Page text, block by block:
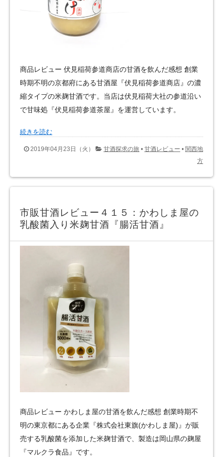
商品レビュー 伏見稲荷参道商店の甘酒を飲んだ感想 創業
時期不明の京都府にある甘酒屋『伏見稲荷参道商店』の濃
縮タイプの米麹甘酒です。当店は伏見稲荷大社の参道沿い
で甘味処『伏見稲荷参道茶屋』を運営しています。
続きを読む
2019年04月23日（火） 甘酒探求の旅 • 甘酒レビュー • 関西地
方
市販甘酒レビュー４１５：かわしま屋の
乳酸菌入り米麹甘酒『腸活甘酒』
商品レビュー かわしま屋の甘酒を飲んだ感想 創業時期不
明の東京都にある企業『株式会社東旗(かわしま屋)』が販
売する乳酸菌を添加した米麹甘酒で、製造は岡山県の麹屋
『マルクラ食品』です。